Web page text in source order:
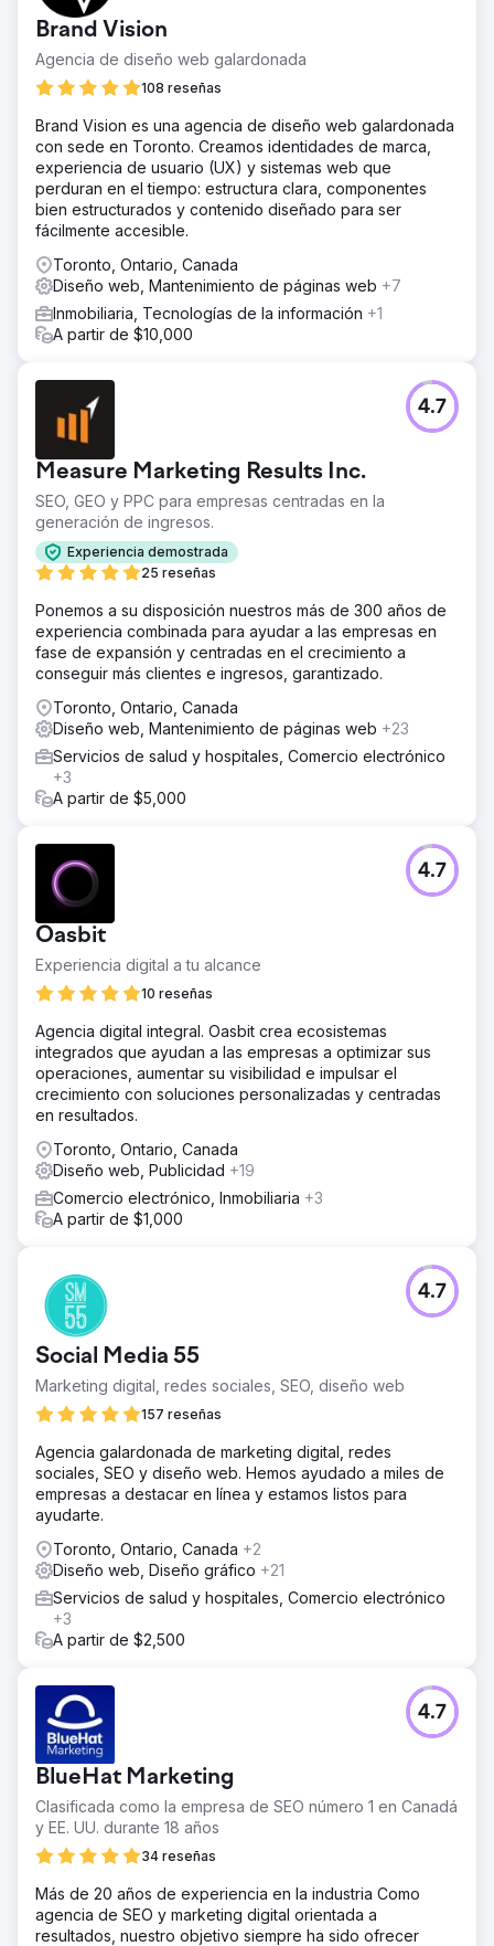
Brand Vision
Agencia de diseño web galardonada
108 reseñas
Brand Vision es una agencia de diseño web galardonada
con sede en Toronto. Creamos identidades de marca,
experiencia de usuario (UX) y sistemas web que
perduran en el tiempo: estructura clara, componentes
bien estructurados y contenido diseñado para ser
fácilmente accesible.
Toronto, Ontario, Canada
Diseño web, Mantenimiento de páginas web +7
Inmobiliaria, Tecnologías de la información +1
A partir de $10,000
Measure Marketing Results Inc.
SEO, GEO y PPC para empresas centradas en la
generación de ingresos.
Experiencia demostrada
25 reseñas
4.7
Ponemos a su disposición nuestros más de 300 años de
experiencia combinada para ayudar a las empresas en
fase de expansión y centradas en el crecimiento a
conseguir más clientes e ingresos, garantizado.
Toronto, Ontario, Canada
Diseño web, Mantenimiento de páginas web +23
Servicios de salud y hospitales, Comercio electrónico
+3
A partir de $5,000
Oasbit
Experiencia digital a tu alcance
10 reseñas
4.7
Agencia digital integral. Oasbit crea ecosistemas
integrados que ayudan a las empresas a optimizar sus
operaciones, aumentar su visibilidad e impulsar el
crecimiento con soluciones personalizadas y centradas
en resultados.
Toronto, Ontario, Canada
Diseño web, Publicidad +19
Comercio electrónico, Inmobiliaria +3
A partir de $1,000
Social Media 55
Marketing digital, redes sociales, SEO, diseño web
157 reseñas
4.7
Agencia galardonada de marketing digital, redes
sociales, SEO y diseño web. Hemos ayudado a miles de
empresas a destacar en línea y estamos listos para
ayudarte.
Toronto, Ontario, Canada +2
Diseño web, Diseño gráfico +21
Servicios de salud y hospitales, Comercio electrónico
+3
A partir de $2,500
BlueHat Marketing
Clasificada como la empresa de SEO número 1 en Canadá
y EE. UU. durante 18 años
34 reseñas
4.7
Más de 20 años de experiencia en la industria Como
agencia de SEO y marketing digital orientada a
resultados, nuestro objetivo siempre ha sido ofrecer